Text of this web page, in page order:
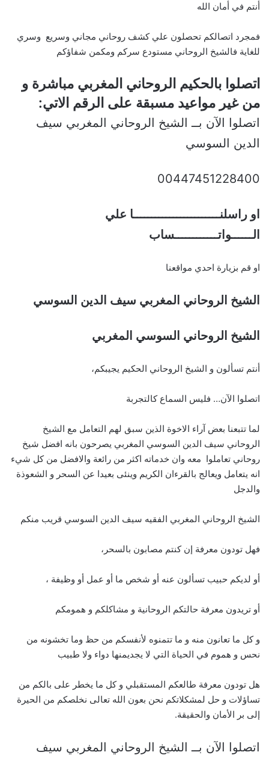
أنتم في أمان الله
فمجرد اتصالكم تحصلون علي كشف روحاني مجاني وسريع وسري
للغاية فالشيخ الروحاني مستودع سركم ومكمن شفاؤكم
اتصلوا بالحكيم الروحاني المغربي مباشرة و
من غير مواعيد مسبقة على الرقم الاتي:
اتصلوا الآن بــ الشيخ الروحاني المغربي سيف
الدين السوسي
00447451228400
او راسلنــــــــــــــــــــــــا علي
الــــــواتــــــــــــساب
او قم بزيارة احدي مواقعنا
الشيخ الروحاني المغربي سيف الدين السوسي
الشيخ الروحاني السوسي المغربي
أنتم تسألون و الشيخ الروحاني الحكيم يجيبكم،
اتصلوا الآن… فليس السماع كالتجربة
لما تتبعنا بعض آراء الاخوة الذين سبق لهم التعامل مع الشيخ
الروحاني سيف الدين السوسي المغربي يصرحون بانه افضل شيخ
روحاني تعاملوا معه وان خدماته اكثر من رائعة والافضل من كل شيء
انه يتعامل ويعالج بالقرءان الكريم وينئى بعيدا عن السحر و الشعوذة
والدجل
الشيخ الروحاني المغربي الفقيه سيف الدين السوسي قريب منكم
فهل تودون معرفة إن كنتم مصابون بالسحر،
أو لديكم حبيب تسألون عنه أو شخص ما أو عمل أو وظيفة ،
أو تريدون معرفة حالتكم الروحانية و مشاكلكم و همومكم
و كل ما تعانون منه و ما تتمنوه لأنفسكم من حظ وما تخشونه من
نحس و هموم في الحياة التي لا يجديمنها دواء ولا طبيب
هل تودون معرفة طالعكم المستقبلي و كل ما يخطر على بالكم من
تساؤلات و حل لمشكلاتكم نحن بعون الله تعالى نخلصكم من الحيرة
إلى بر الأمان والحقيقة.
اتصلوا الآن بــ الشيخ الروحاني المغربي سيف